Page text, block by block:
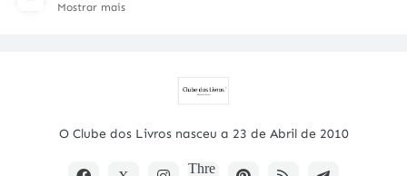
Mostrar mais
O Clube dos Livros nasceu a 23 de Abril de 2010